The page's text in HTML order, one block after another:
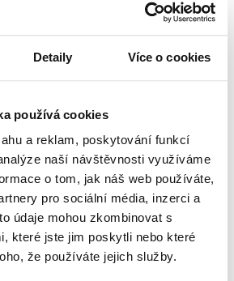
Detaily Více o cookies
používá cookies
a reklam, poskytování funkcí
naší návštěvnosti využíváme
o tom, jak náš web používáte,
pro sociální média, inzerci a
údaje mohou zkombinovat s
které jste jim poskytli nebo které
že používáte jejich služby.
pokles zisku
banku
korun, na druhé ale dál výrazně
31.07.2026